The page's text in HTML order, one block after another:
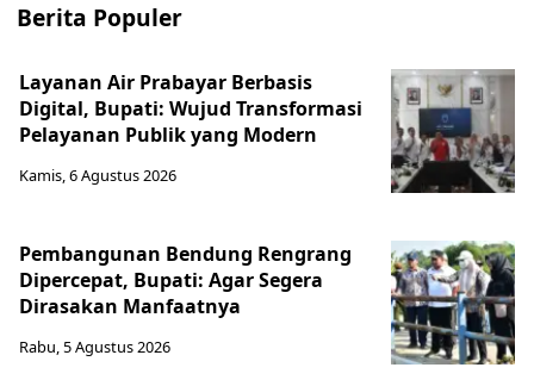
Berita Populer
Layanan Air Prabayar Berbasis
Digital, Bupati: Wujud Transformasi
Pelayanan Publik yang Modern
Kamis, 6 Agustus 2026
Pembangunan Bendung Rengrang
Dipercepat, Bupati: Agar Segera
Dirasakan Manfaatnya
Rabu, 5 Agustus 2026